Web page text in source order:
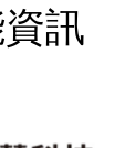
訊